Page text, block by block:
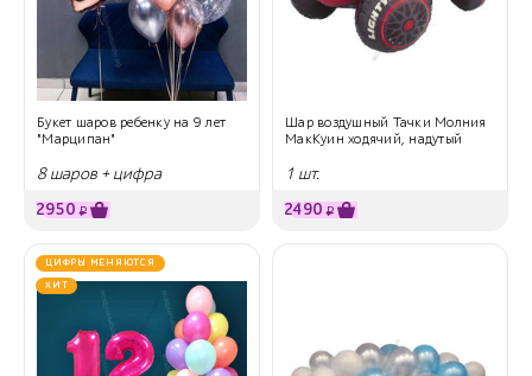
Букет шаров ребенку на 9 лет
"Марципан"
8 шаров + цифра
2950 ₽
Шар воздушный Тачки Молния
МакКуин ходячий, надутый
1 шт.
2490 ₽
ЦИФРЫ МЕНЯЮТСЯ
ХИТ